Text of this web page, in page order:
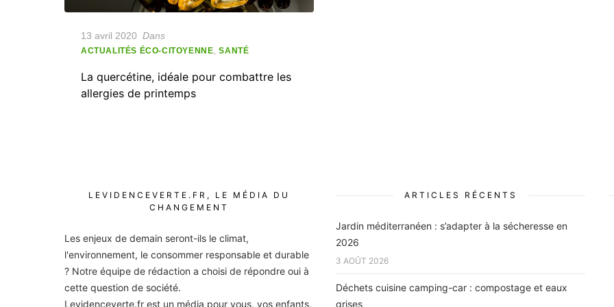
Posted
on
13 avril 2020 Dans
ACTUALITÉS ÉCO-CITOYENNE ,SANTÉ
La quercétine, idéale pour combattre les
allergies de printemps
LEVIDENCEVERTE.FR, LE MÉDIA DU
CHANGEMENT
Les enjeux de demain seront-ils le climat,
l'environnement, le consommer responsable et durable
? Notre équipe de rédaction a choisi de répondre oui à
cette question de société.
Levidenceverte.fr est un média pour vous, vos enfants,
ARTICLES RÉCENTS
Jardin méditerranéen : s’adapter à la sécheresse en
2026
3 AOÛT 2026
Déchets cuisine camping-car : compostage et eaux
grises